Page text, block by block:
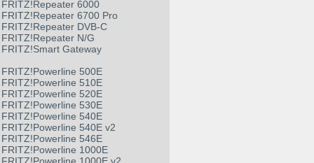
FRITZ!Repeater 6000
FRITZ!Repeater 6700 Pro
FRITZ!Repeater DVB-C
FRITZ!Repeater N/G
FRITZ!Smart Gateway
FRITZ!Powerline 500E
FRITZ!Powerline 510E
FRITZ!Powerline 520E
FRITZ!Powerline 530E
FRITZ!Powerline 540E
FRITZ!Powerline 540E v2
FRITZ!Powerline 546E
FRITZ!Powerline 1000E